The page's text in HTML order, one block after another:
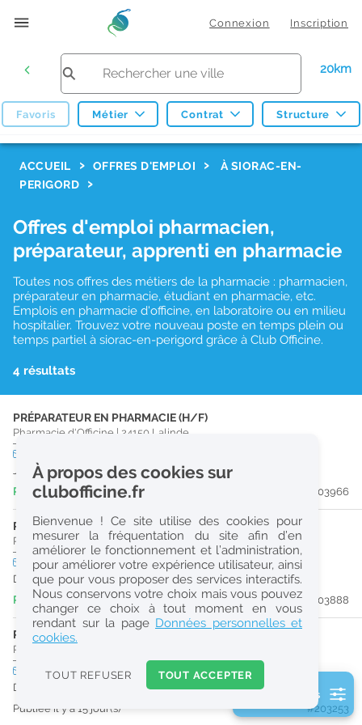
Connexion Inscription
20km
Favoris Métier Contrat Structure
Réinitialiser
2
0
k
Consulter les offres de la France d'outre-mer
ACCUEIL OFFRES D'EMPLOI
À SIORAC-EN-
PERIGORD
Offres d'emploi pharmacien,
préparateur, apprenti en pharmacie
Toutes nos offres des métiers de la pharmacie : pharmacien,
préparateur en pharmacie, étudiant en pharmacie, etc.
Emplois en pharmacie d'officine, en laboratoire ou en milieu
hospitalier. Trouvez votre nouveau poste en temps plein ou
temps partiel à siorac-en-perigord grâce à Club Officine.
4 résultats
PRÉPARATEUR EN PHARMACIE (H/F)
Pharmacie d'Officine | 24150 Lalinde
Jusqu'au 27/08/26
Publiée il y a 5 jour(s)
#203966
PHARMACIEN (H/F)
Pharmacie d'Officine|24540Monpazier
CDI temps plein Logement
Dès que possible
Publiée il y a 6 jour(s)
#203888
PHARMACIEN (H/F)
Pharmacie d'Officine
CDDtemps plein Logement
Du 16/08/26 au 24/08/26
Publiée il y a 15 jour(s)
#203253
2 filtre(s) actifs
À propos des cookies sur
clubofficine.fr
Bienvenue ! Ce site utilise des cookies pour
mesurer la fréquentation du site afin d’en
améliorer le fonctionnement et l’administration,
pour améliorer votre expérience utilisateur, ainsi
que pour vous proposer des services interactifs.
Nous conservons votre choix mais vous pouvez
changer ce choix à tout moment en vous
rendant sur la page Données personnelles et
cookies.
TOUT REFUSER TOUT ACCEPTER